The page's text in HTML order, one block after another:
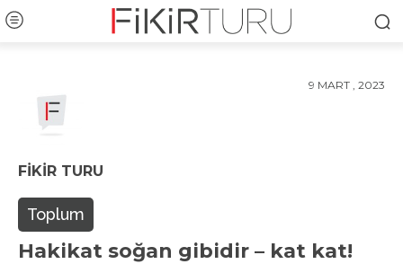
9 MART , 2023
FIKIR TURU
Toplum
Hakikat soğan gibidir – kat kat!